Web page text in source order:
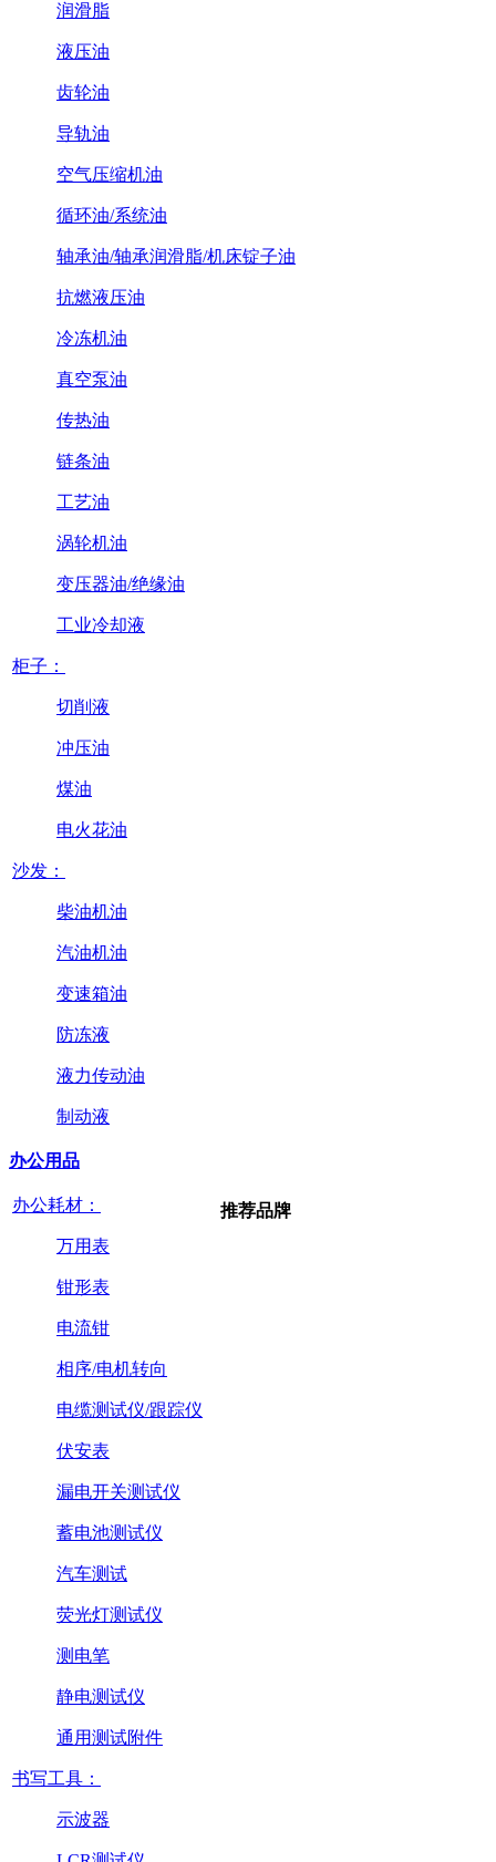
润滑脂
液压油
齿轮油
导轨油
空气压缩机油
循环油/系统油
轴承油/轴承润滑脂/机床锭子油
抗燃液压油
冷冻机油
真空泵油
传热油
链条油
工艺油
涡轮机油
变压器油/绝缘油
工业冷却液
柜子：
切削液
冲压油
煤油
电火花油
沙发：
柴油机油
汽油机油
变速箱油
防冻液
液力传动油
制动液
办公用品
办公耗材：
万用表
钳形表
电流钳
相序/电机转向
电缆测试仪/跟踪仪
伏安表
漏电开关测试仪
蓄电池测试仪
汽车测试
荧光灯测试仪
测电笔
静电测试仪
通用测试附件
书写工具：
示波器
推荐品牌